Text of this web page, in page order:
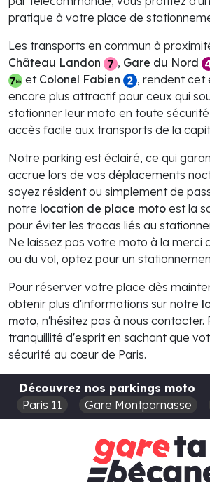
pratique à votre place de
Les transports en commun à
Château Landon
, Gare du Nord
et Colonel Fabien
, rendent cet
encore plus attractif pour ceux qui
stationner leur moto en toute
accès facile aux transports de la
Notre parking est éclairé, ce qui
accrue lors de vos déplacements
soyez résident ou simplement de
notre location de place moto est la
pour éviter les tracas liés au
Ne laissez pas votre moto à la merci
ou du vol, optez pour un
Pour réserver votre place dès
obtenir plus d'informations sur notre
moto, n'hésitez pas à nous contacter.
tranquillité d'esprit en sachant que
sécurité au cœur de Paris.
Découvrez nos parkings moto
Paris 11
Gare Montparnasse